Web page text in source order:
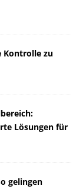
Kontrolle zu
Lösungen für
gelingen